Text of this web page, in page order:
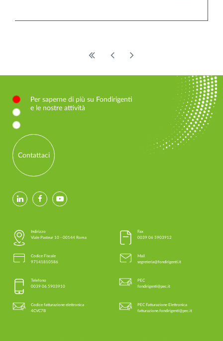
Per saperne di più su Fondirigenti
e le nostre attività
Contattaci
Indirizzo
Viale Pasteur 10 - 00144 Roma
Codice Fiscale
97141810586
Telefono
0039 06 5903910
Codice fatturazione elettronica
4CVC7B
Fax
0039 06 5903912
Mail
segreteria@fondirigenti.it
PEC
fondirigenti@pec.it
PEC Fatturazione Elettronica
fatturazione.fondirigenti@pec.it